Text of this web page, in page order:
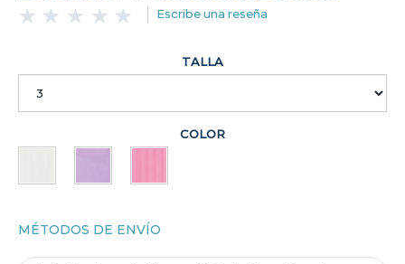
Escribe una reseña
TALLA
COLOR
MÉTODOS DE ENVÍO